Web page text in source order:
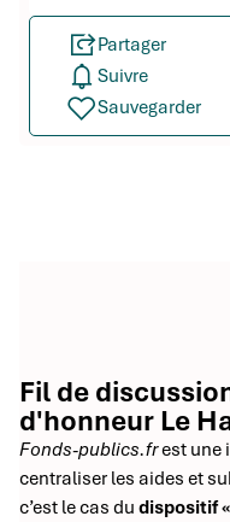
Partager
Suivre
Sauvegarder
Fil de
d'honneur Le
Fonds-publics.frest une
centraliser les aides et
c’est le cas du dispositif